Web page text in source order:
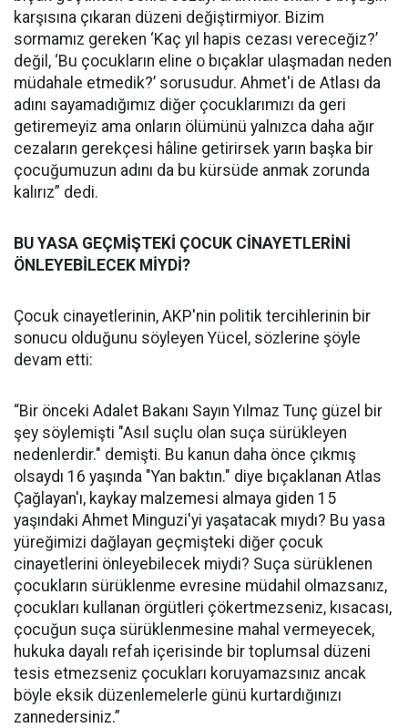
karşısına çıkaran düzeni değiştirmiyor. Bizim
sormamız gereken ‘Kaç yıl hapis cezası vereceğiz?’
değil, ‘Bu çocukların eline o bıçaklar ulaşmadan neden
müdahale etmedik?’ sorusudur. Ahmet'i de Atlası da
adını sayamadığımız diğer çocuklarımızı da geri
getiremeyiz ama onların ölümünü yalnızca daha ağır
cezaların gerekçesi hâline getirirsek yarın başka bir
çocuğumuzun adını da bu kürsüde anmak zorunda
kalırız” dedi.
BU YASA GEÇMİŞTEKİ ÇOCUK CİNAYETLERİNİ
ÖNLEYEBİLECEK MİYDİ?
Çocuk cinayetlerinin, AKP'nin politik tercihlerinin bir
sonucu olduğunu söyleyen Yücel, sözlerine şöyle
devam etti:
“Bir önceki Adalet Bakanı Sayın Yılmaz Tunç güzel bir
şey söylemişti "Asıl suçlu olan suça sürükleyen
nedenlerdir." demişti. Bu kanun daha önce çıkmış
olsaydı 16 yaşında "Yan baktın." diye bıçaklanan Atlas
Çağlayan'ı, kaykay malzemesi almaya giden 15
yaşındaki Ahmet Minguzi'yi yaşatacak mıydı? Bu yasa
yüreğimizi dağlayan geçmişteki diğer çocuk
cinayetlerini önleyebilecek miydi? Suça sürüklenen
çocukların sürüklenme evresine müdahil olmazsanız,
çocukları kullanan örgütleri çökertmezseniz, kısacası,
çocuğun suça sürüklenmesine mahal vermeyecek,
hukuka dayalı refah içerisinde bir toplumsal düzeni
tesis etmezseniz çocukları koruyamazsınız ancak
böyle eksik düzenlemelerle günü kurtardığınızı
zannedersiniz.”